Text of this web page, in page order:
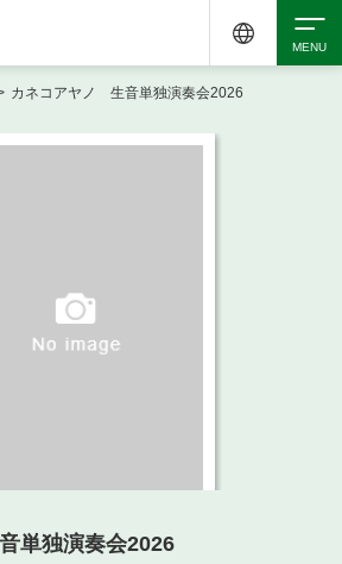
カネコアヤノ 生音単独演奏会2026
単独演奏会2026